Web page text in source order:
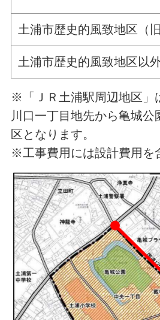
土浦市歴史的風致地区（
土浦市歴史的風致地区以
※「ＪＲ土浦駅周辺地区」
川口一丁目地先から亀城公
区となります。
※工事費用には設計費用を